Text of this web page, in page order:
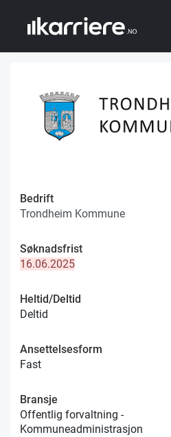
Bedrift
Trondheim Kommune
Søknadsfrist
16.06.2025
Heltid/Deltid
Deltid
Ansettelsesform
Fast
Bransje
Offentlig forvaltning -
Kommuneadministrasjon